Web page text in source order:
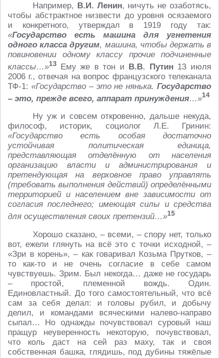
Например, В.И. Ленин, ничуть не озаботясь,
чтобы абстрактное низвести до уровня осязаемого
и конкретного, утверждал в 1919 году так:
«Государство есть машина для угнетения
одного класса другим, машина, чтобы держать в
повиновении одному классу прочие подчиненные
классы…»13 Ему же в тон и В.В. Путин 13 июля
2006 г., отвечая на вопрос французского телеканала
ТФ-1: «Государство – это не нянька.Государство
– это, прежде всего, аппарат принуждения…»14
Ну уж и совсем откровенно, дальше некуда,
философ, историк, социолог Л.Е. Гринин:
«Государство есть особая достаточно
устойчивая политическая единица,
представляющая отделённую от населения
организацию власти и администрирования и
претендующая на верховное право управлять
(требовать выполнения действий) определёнными
территорией и населением вне зависимости от
согласия последнего; имеющая силы и средства
для осуществления своих претензий…»15
Хорошо сказано, – всеми, – спору нет, только
вот, ежели глянуть на всё это с точки исходной, –
«Зри в корень», – как говаривал Козьма Прутков, –
то как-то и не очень согласие в себе самом
чувствуешь. Зрим. Был некогда… даже не государь
– простой, племенной вождь. Один.
Единовластный. До того самостоятельный, что всё
сам за себя делал: и головы рубил, и добычу
делил, и командами всяческими налево-направо
сыпал… Но однажды почувствовал суровый наш
пращур неуверенность некоторую, почувствовал,
что коль даст на сей раз маху, так и своя
собственная башка, глядишь, под дубины тяжёлые